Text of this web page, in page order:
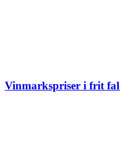
Vinmarkspriser i frit